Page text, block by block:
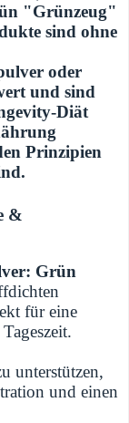
"Grünzeug"
sind ohne
oder
und sind
Diät
Prinzipien
&
Grün
für eine
unterstützen,
und einen